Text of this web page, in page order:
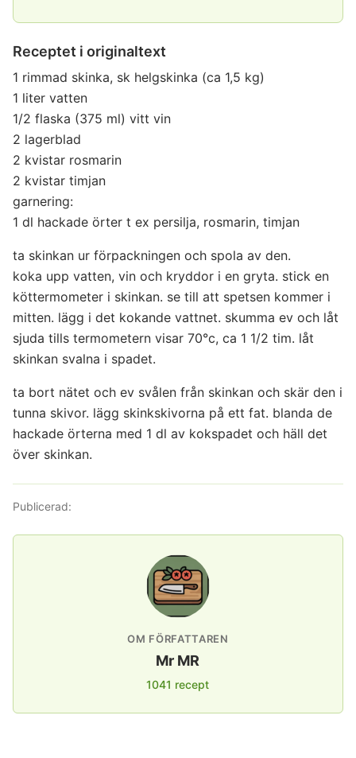
Receptet i originaltext
1 rimmad skinka, sk helgskinka (ca 1,5 kg)
1 liter vatten
1/2 flaska (375 ml) vitt vin
2 lagerblad
2 kvistar rosmarin
2 kvistar timjan
garnering:
1 dl hackade örter t ex persilja, rosmarin, timjan
ta skinkan ur förpackningen och spola av den.
koka upp vatten, vin och kryddor i en gryta. stick en
köttermometer i skinkan. se till att spetsen kommer i
mitten. lägg i det kokande vattnet. skumma ev och låt
sjuda tills termometern visar 70°c, ca 1 1/2 tim. låt
skinkan svalna i spadet.
ta bort nätet och ev svålen från skinkan och skär den i
tunna skivor. lägg skinkskivorna på ett fat. blanda de
hackade örterna med 1 dl av kokspadet och häll det
över skinkan.
Publicerad:
OM FÖRFATTAREN
Mr MR
1041 recept